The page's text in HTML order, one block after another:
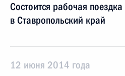
Состоится рабочая
в Ставропольский край
12 июня 2014 года